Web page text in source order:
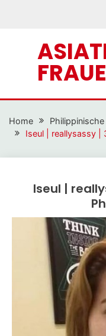
Home
Philippinische
Iseul | reallysassy |
Iseul |